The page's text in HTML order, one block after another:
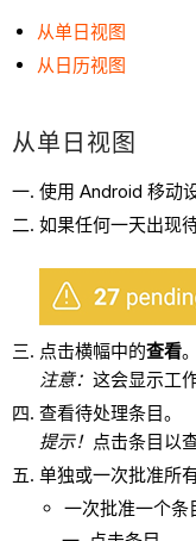
从单日视图
从日历视图
从单日视图
使用 Android 移动
如果任何一天出现
点击横幅中的查看。
注意： 这会显示工
查看待处理条目。
提示！ 点击条目以
单独或一次批准所
一次批准一个条